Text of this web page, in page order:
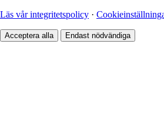
Läs vår integritetspolicy ·
Acceptera alla Endast nödvändiga